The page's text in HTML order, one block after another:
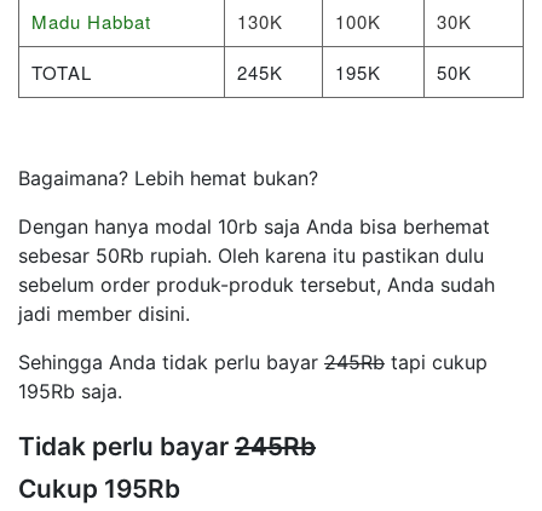
Madu Habbat
130K 100K
30K
TOTAL
245K 195K 50K
Bagaimana? Lebih hemat bukan?
Dengan hanya modal 10rb saja Anda bisa berhemat
sebesar 50Rb rupiah. Oleh karena itu pastikan dulu
sebelum order produk-produk tersebut, Anda sudah
jadi member disini.
Sehingga Anda tidak perlu bayar 245Rb tapi cukup
195Rb saja.
Tidak perlu bayar 245Rb
Cukup 195Rb